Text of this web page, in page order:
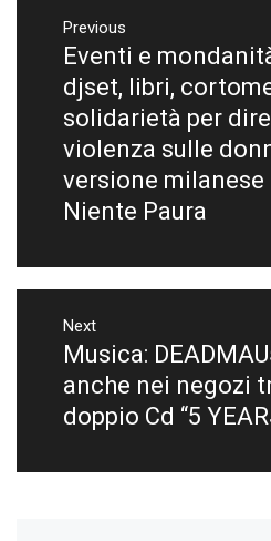
articoli
Previous
Previous
post:
Eventi e
djset, libri,
solidarietà per
violenza sulle
versione milanese
Niente Paura
Next
Next
post:
Musica:
anche nei negozi
doppio Cd “5